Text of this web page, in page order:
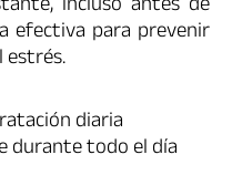
efectiva para prevenir
estrés.
diaria
durante todo el día